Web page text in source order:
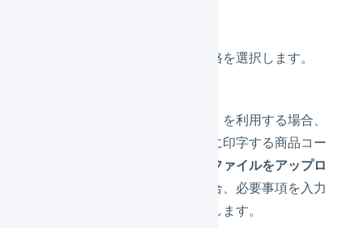
印刷するシートの規格を選択します。
」を利用する場合、
商品コードのリストに印字する商品コー
ファイルをアップロ
」を利用する場合、必要事項を入力
したファイルを選択します。